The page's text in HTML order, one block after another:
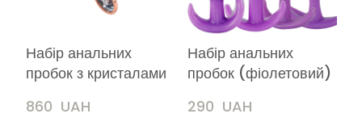
Набір анальних
пробок з кристалами
860  UAH
Набір анальних
пробок (фіолетовий)
290  UAH